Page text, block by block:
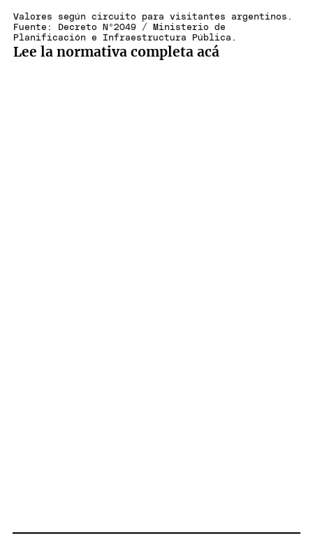
Valores según circuito para visitantes argentinos.
Fuente: Decreto Nº2049 / Ministerio de
Planificación e Infraestructura Pública.
Lee la normativa completa acá